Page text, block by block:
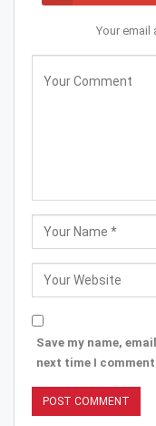
Your email
Save my name,
next time I